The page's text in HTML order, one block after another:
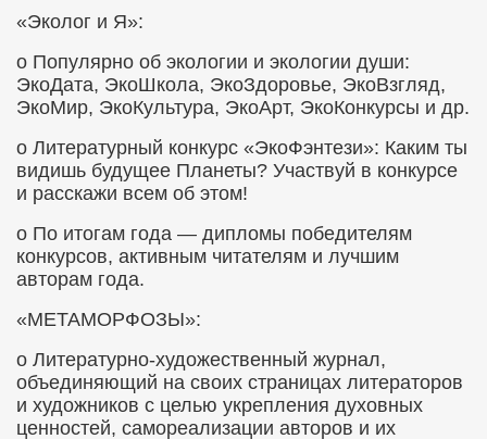
«Эколог и Я»:
о Популярно об экологии и экологии души:
ЭкоДата, ЭкоШкола, ЭкоЗдоровье, ЭкоВзгляд,
ЭкоМир, ЭкоКультура, ЭкоАрт, ЭкоКонкурсы и др.
о Литературный конкурс «ЭкоФэнтези»: Каким ты
видишь будущее Планеты? Участвуй в конкурсе
и расскажи всем об этом!
о По итогам года — дипломы победителям
конкурсов, активным читателям и лучшим
авторам года.
«МЕТАМОРФОЗЫ»:
о Литературно-художественный журнал,
объединяющий на своих страницах литераторов
и художников с целью укрепления духовных
ценностей, самореализации авторов и их